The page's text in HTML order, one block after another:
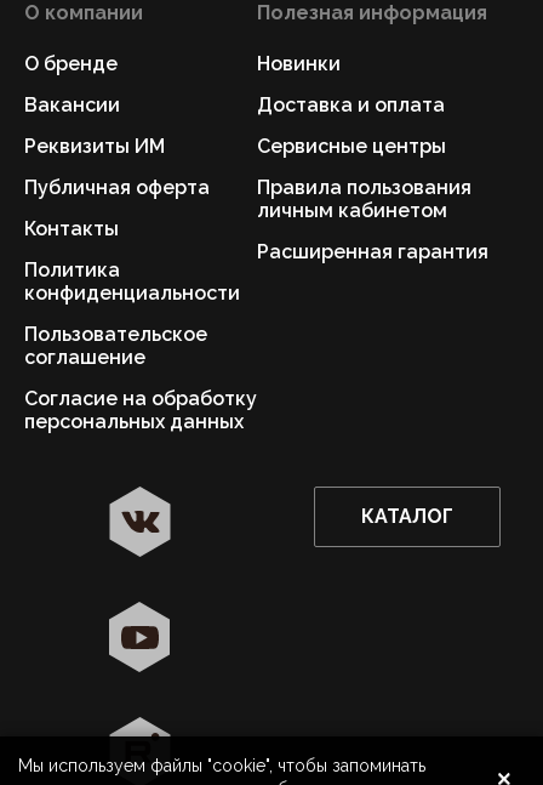
8 800 500 40 40 Нижний Новгород
Да
О компании
О бренде
Вакансии
Реквизиты ИМ
Публичная оферта
Контакты
Политика
конфиденциальности
Пользовательское
соглашение
Согласие на обработку
персональных данных
Полезная информация
Новинки
Доставка и оплата
Сервисные центры
Правила пользования
личным кабинетом
Расширенная гарантия
КАТАЛОГ
Мы используем файлы "cookie", чтобы запоминать
×